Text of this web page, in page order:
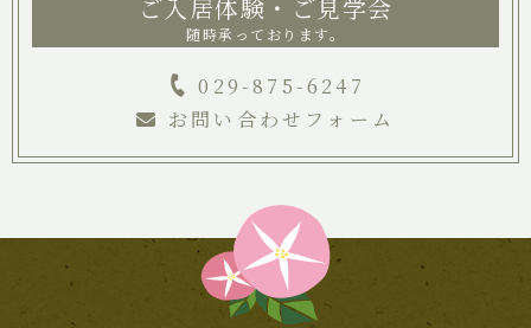
ご入居体験・ご見学会
随時承っております。
029-875-6247
お問い合わせフォーム